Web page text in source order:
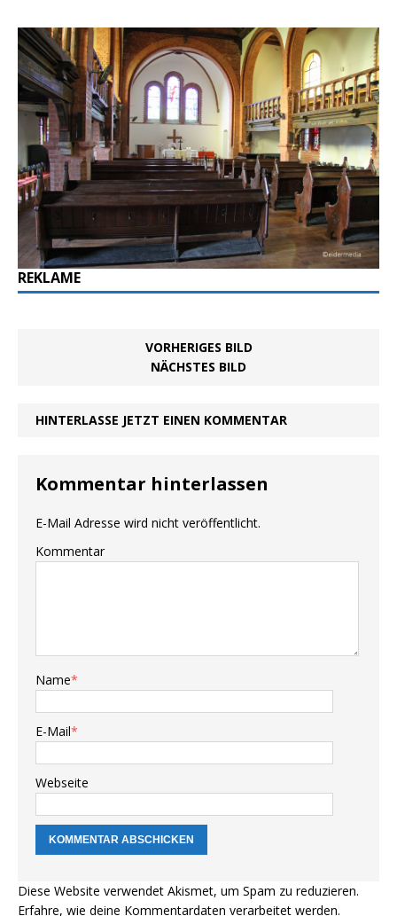
REKLAME
VORHERIGES BILD
NÄCHSTES BILD
HINTERLASSE JETZT EINEN KOMMENTAR
Kommentar hinterlassen
E-Mail Adresse wird nicht veröffentlicht.
Kommentar
Name*
E-Mail*
Webseite
Diese Website verwendet Akismet, um Spam zu reduzieren.
Erfahre, wie deine Kommentardaten verarbeitet werden.